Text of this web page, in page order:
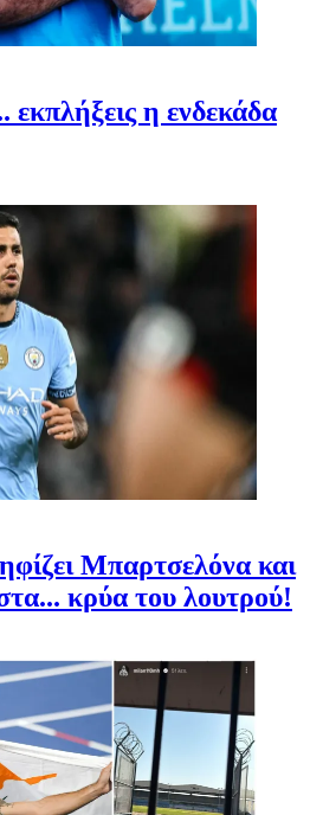
εκπλήξεις η ενδεκάδα
Μπαρτσελόνα και
κρύα του λουτρού!